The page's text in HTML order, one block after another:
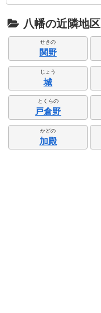
八幡の近隣地区
せきの
関野
じょう
城
とくらの
戸倉野
かどの
加殿